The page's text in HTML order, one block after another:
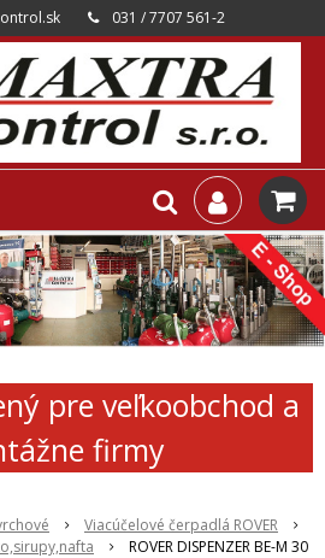
031 / 7707 561-2
pre veľkoobchod a
firmy
Viacúčelové čerpadlá ROVER
ROVER DISPENZER BE-M 30